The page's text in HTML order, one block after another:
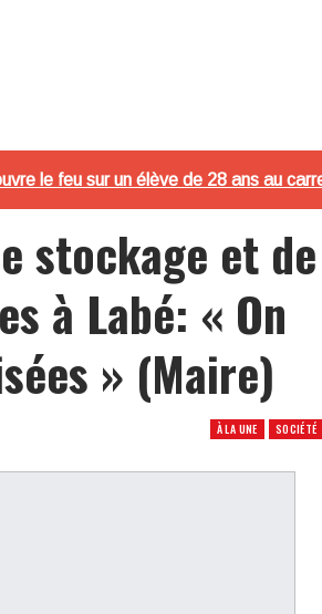
le feu sur un élève de 28 ans au
stockage et de
à Labé: « On
» (Maire)
À LA UNE SOCIÉTÉ